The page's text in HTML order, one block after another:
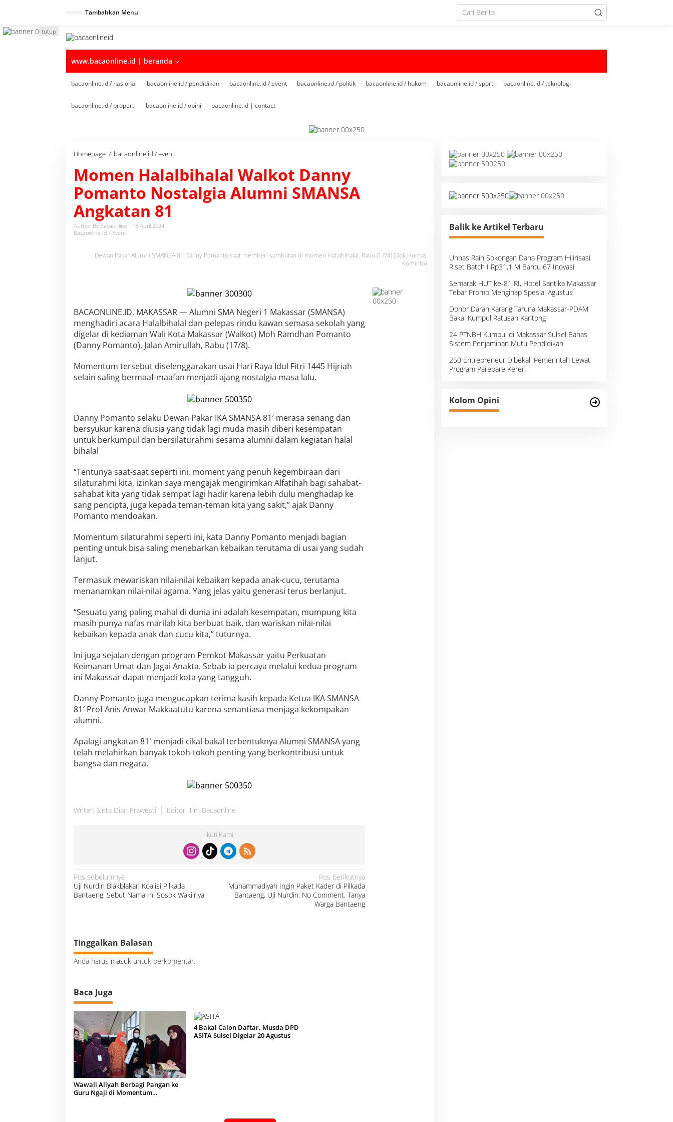
Tambahkan Menu
www.bacaonline.id | beranda
bacaonline.id / nasional bacaonline.id / pendidikan bacaonline.id / event bacaonline.id / politik bacaonline.id / hukum bacaonline.id / sport bacaonline.id / teknologi
bacaonline.id / properti bacaonline.id / opini bacaonline.id | contact
tutup
Homepage / bacaonline.id / event
m
e
n
H
a
l
k
o
a
n
o
a
n
N
s
t
a
a
A
m
i
M
A
N
A
n
g
t
a
1
Momen Halalbihalal Walkot Danny
Pomanto Nostalgia Alumni SMANSA
Angkatan 81
Author By Bacaonline
18 April 2024
Bacaonline.id / Event
Dewan Pakar Alumni SMANSA 81 Danny Pomanto saat memberi sambutan di momen Halalbihalal, Rabu (17/4) (Dok.Humas
Kominfo)
BACAONLINE.ID, MAKASSAR — Alumni SMA Negeri 1 Makassar (SMANSA)
menghadiri acara Halalbihalal dan pelepas rindu kawan semasa sekolah yang
digelar di kediaman Wali Kota Makassar (Walkot) Moh Ramdhan Pomanto
(Danny Pomanto), Jalan Amirullah, Rabu (17/8).
Momentum tersebut diselenggarakan usai Hari Raya Idul Fitri 1445 Hijriah
selain saling bermaaf-maafan menjadi ajang nostalgia masa lalu.
Danny Pomanto selaku Dewan Pakar IKA SMANSA 81′ merasa senang dan
bersyukur karena diusia yang tidak lagi muda masih diberi kesempatan
untuk berkumpul dan bersilaturahmi sesama alumni dalam kegiatan halal
bihalal
“Tentunya saat-saat seperti ini, moment yang penuh kegembiraan dari
silaturahmi kita, izinkan saya mengajak mengirimkan Alfatihah bagi sahabat-
sahabat kita yang tidak sempat lagi hadir karena lebih dulu menghadap ke
sang pencipta, juga kepada teman-teman kita yang sakit,” ajak Danny
Pomanto mendoakan.
Momentum silaturahmi seperti ini, kata Danny Pomanto menjadi bagian
penting untuk bisa saling menebarkan kebaikan terutama di usai yang sudah
lanjut.
Termasuk mewariskan nilai-nilai kebaikan kepada anak-cucu, terutama
menanamkan nilai-nilai agama. Yang jelas yaitu generasi terus berlanjut.
“Sesuatu yang paling mahal di dunia ini adalah kesempatan, mumpung kita
masih punya nafas marilah kita berbuat baik, dan wariskan nilai-nilai
kebaikan kepada anak dan cucu kita,” tuturnya.
Ini juga sejalan dengan program Pemkot Makassar yaitu Perkuatan
Keimanan Umat dan Jagai Anakta. Sebab ia percaya melalui kedua program
ini Makassar dapat menjadi kota yang tangguh.
Danny Pomanto juga mengucapkan terima kasih kepada Ketua IKA SMANSA
81′ Prof Anis Anwar Makkaatutu karena senantiasa menjaga kekompakan
alumni.
Apalagi angkatan 81′ menjadi cikal bakal terbentuknya Alumni SMANSA yang
telah melahirkan banyak tokoh-tokoh penting yang berkontribusi untuk
bangsa dan negara.
Writer: Sinta Dian Prawesti Editor: Tim Bacaonline
Ikuti Kami
N
a
v
i
g
Pos sebelumnya
Uji Nurdin Blakblakan Koalisi Pilkada
Bantaeng, Sebut Nama Ini Sosok Wakilnya
Pos berikutnya
Muhammadiyah Ingin Paket Kader di Pilkada
Bantaeng, Uji Nurdin: No Comment, Tanya
Warga Bantaeng
Tinggalkan Balasan
Anda harus masuk untuk berkomentar.
Baca Juga
Wawali Aliyah Berbagi Pangan ke
Guru Ngaji di Momentum
4 Bakal Calon Daftar, Musda DPD
ASITA Sulsel Digelar 20 Agustus
Balik ke Artikel Terbaru
Unhas Raih Sokongan Dana Program Hilirisasi
Riset Batch I Rp31,1 M Bantu 67 Inovasi
Semarak HUT ke-81 RI, Hotel Santika Makassar
Tebar Promo Menginap Spesial Agustus
Donor Darah Karang Taruna Makassar-PDAM
Bakal Kumpul Ratusan Kantong
24 PTNBH Kumpul di Makassar Sulsel Bahas
Sistem Penjaminan Mutu Pendidikan
250 Entrepreneur Dibekali Pemerintah Lewat
Program Parepare Keren
Kolom Opini